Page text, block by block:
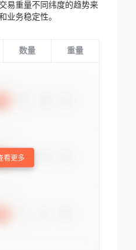
易重量不同纬度的趋势来
业务稳定性。
数量 重量
看更多